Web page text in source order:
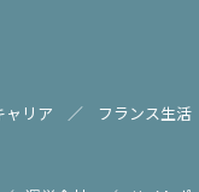
ャリア
フランス生活